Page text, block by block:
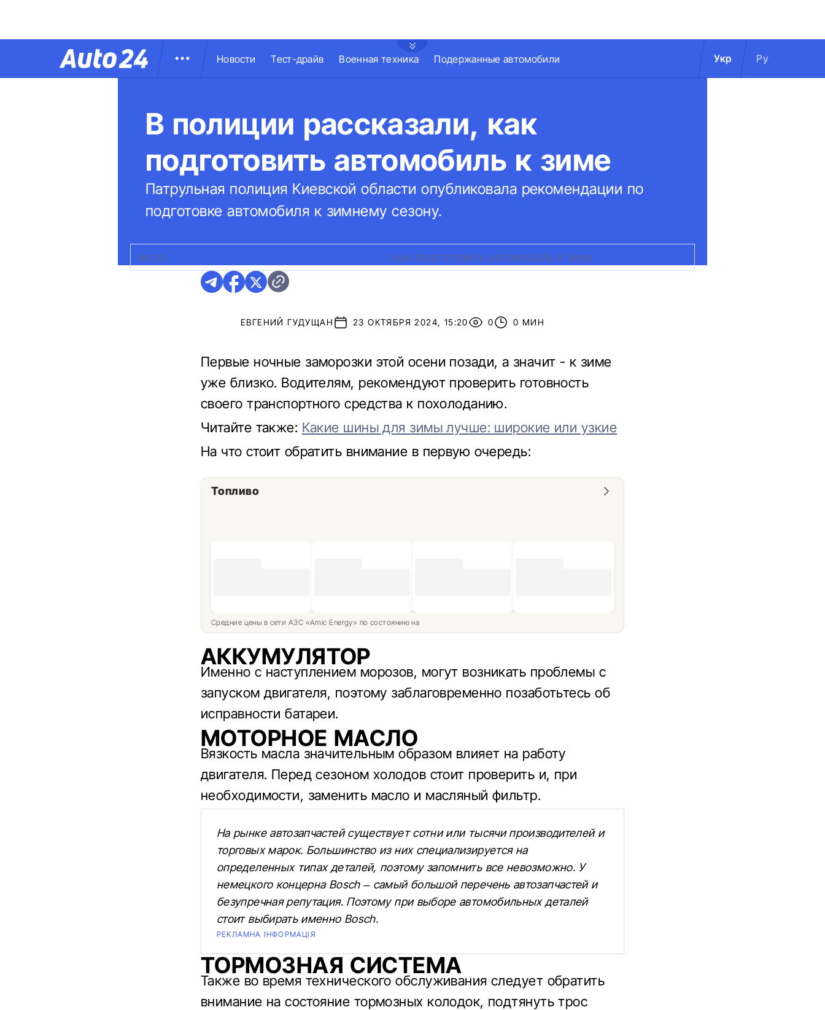
Новости Тест-драйв Военная техника Подержанные автомобили Укр Ру
В полиции рассказали, как
подготовить автомобиль к зиме
Патрульная полиция Киевской области опубликовала рекомендации по
подготовке автомобиля к зимнему сезону.
ФОТО: КАК ПОДГОТОВИТЬ АВТОМОБИЛЬ К ЗИМЕ
ЕВГЕНИЙ ГУДУЩАН 23 ОКТЯБРЯ 2024, 15:20 0 0 МИН
Первые ночные заморозки этой осени позади, а значит - к зиме
уже близко. Водителям, рекомендуют проверить готовность
своего транспортного средства к похолоданию.
Читайте также: Какие шины для зимы лучше: широкие или узкие
На что стоит обратить внимание в первую очередь:
Топливо
Средние цены в сети АЗС «Amic Energy» по состоянию на
АККУМУЛЯТОР
Именно с наступлением морозов, могут возникать проблемы с
запуском двигателя, поэтому заблаговременно позаботьтесь об
исправности батареи.
МОТОРНОЕ МАСЛО
Вязкость масла значительным образом влияет на работу
двигателя. Перед сезоном холодов стоит проверить и, при
необходимости, заменить масло и масляный фильтр.
На рынке автозапчастей существует сотни или тысячи производителей и
торговых марок. Большинство из них специализируется на
определенных типах деталей, поэтому запомнить все невозможно. У
немецкого концерна Bosch – самый большой перечень автозапчастей и
безупречная репутация. Поэтому при выборе автомобильных деталей
стоит выбирать именно Bosch.
РЕКЛАМНА ІНФОРМАЦІЯ
ТОРМОЗНАЯ СИСТЕМА
Также во время технического обслуживания следует обратить
внимание на состояние тормозных колодок, подтянуть трос